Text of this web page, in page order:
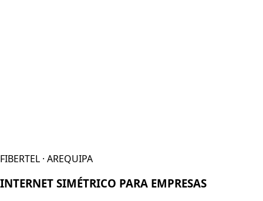
FIBERTEL · AREQUIPA
INTERNET SIMÉTRICO PARA EMPRESAS